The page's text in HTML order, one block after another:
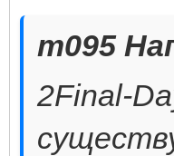
m095
2Final-